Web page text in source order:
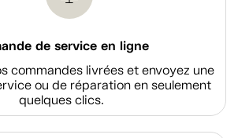
de service en ligne
commandes livrées et envoyez une
ou de réparation en seulement
quelques clics.